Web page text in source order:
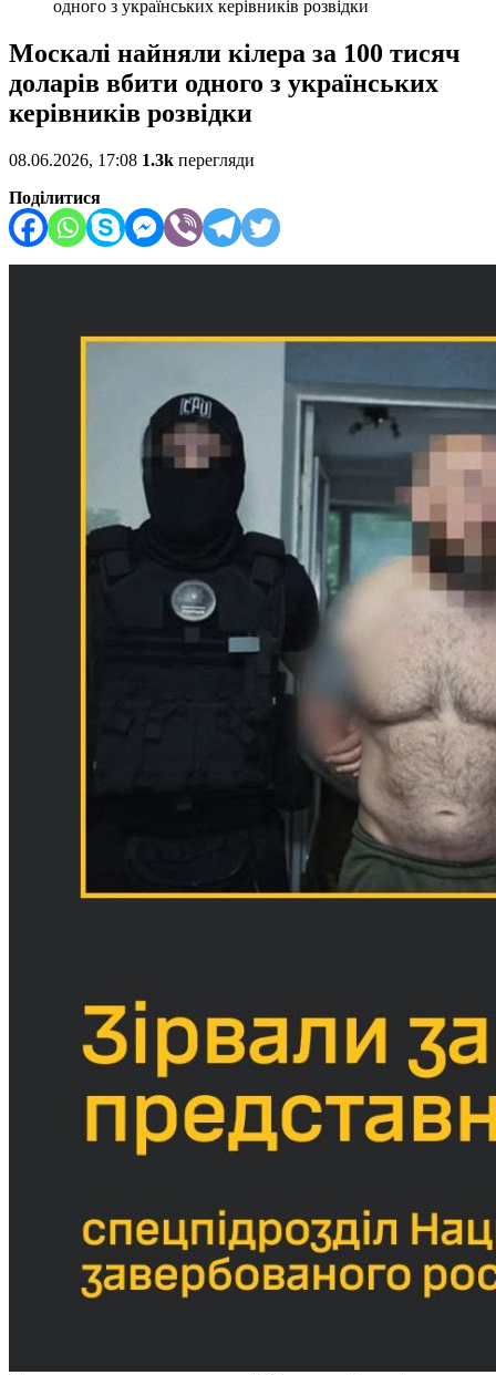
одного з українських керівників розвідки
Москалі найняли кілера за 100 тисяч
доларів вбити одного з українських
керівників розвідки
08.06.2026, 17:08 1.3k перегляди
Поділитися